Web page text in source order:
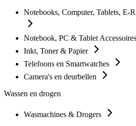
Notebooks, Computer, Tablets, E-
Notebook, PC & Tablet Accessoires
Inkt, Toner & Papier
Telefoons en Smartwatches
Camera's en deurbellen
Wassen en drogen
Wasmachines & Drogers